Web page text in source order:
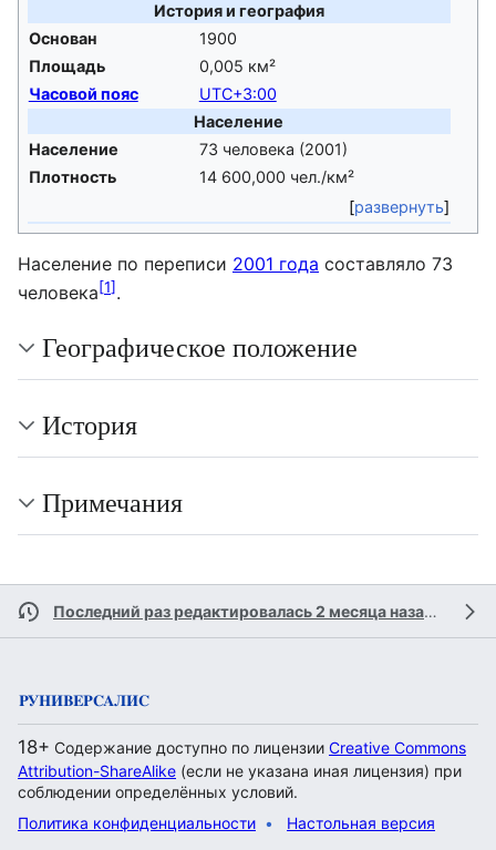
История и география
Основан
1900
Площадь
0,005 км²
Часовой пояс
UTC+3:00
Население
Население
73 человека (2001)
Плотность
14 600,000 чел./км²
развернуть
Население по переписи 2001 года составляло 73
человека[1].
Географическое положение
История
Примечания
Последний раз редактировалась 2 месяца назад
18+ Содержание доступно по лицензии Creative Commons
Attribution-ShareAlike (если не указана иная лицензия) при
соблюдении определённых условий.
Политика конфиденциальности
Настольная версия